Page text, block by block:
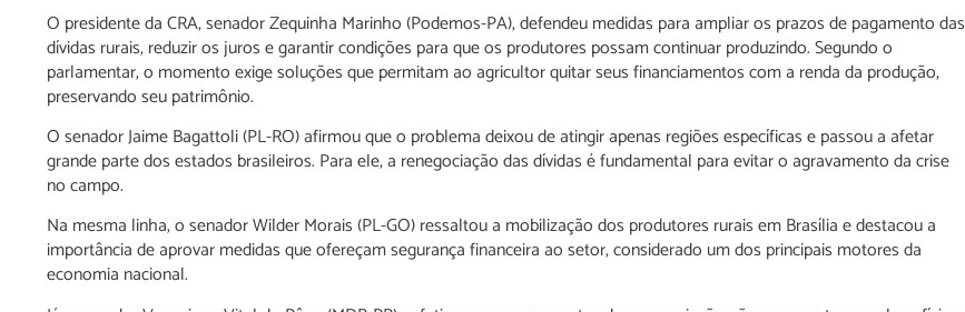
O presidente da CRA, senador Zequinha Marinho (Podemos-PA), defendeu medidas para ampliar os prazos de pagamento das
dívidas rurais, reduzir os juros e garantir condições para que os produtores possam continuar produzindo. Segundo o
parlamentar, o momento exige soluções que permitam ao agricultor quitar seus financiamentos com a renda da produção,
preservando seu patrimônio.
O senador Jaime Bagattoli (PL-RO) afirmou que o problema deixou de atingir apenas regiões específicas e passou a afetar
grande parte dos estados brasileiros. Para ele, a renegociação das dívidas é fundamental para evitar o agravamento da crise
no campo.
Na mesma linha, o senador Wilder Morais (PL-GO) ressaltou a mobilização dos produtores rurais em Brasília e destacou a
importância de aprovar medidas que ofereçam segurança financeira ao setor, considerado um dos principais motores da
economia nacional.